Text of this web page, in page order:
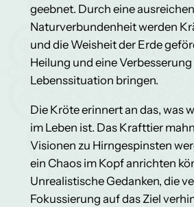
geebnet. Durch eine
Naturverbundenheit werden
und die Weisheit der Erde
Heilung und eine
Lebenssituation bringen.
Die Kröte erinnert an das, was
im Leben ist. Das Krafttier
Visionen zu Hirngespinsten
ein Chaos im Kopf anrichten
Unrealistische Gedanken, die
Fokussierung auf das Ziel